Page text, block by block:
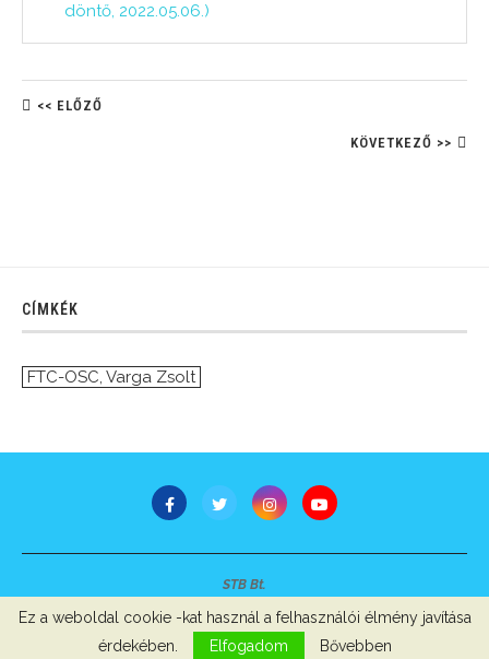
döntő, 2022.05.06.)
<< ELŐZŐ
KÖVETKEZŐ >>
CÍMKÉK
FTC-OSC, Varga Zsolt
STB Bt.
Szerzői jogok, adatvédelem Impresszum
Ez a weboldal cookie -kat használ a felhasználói élmény javítása
érdekében.
Elfogadom Bővebben